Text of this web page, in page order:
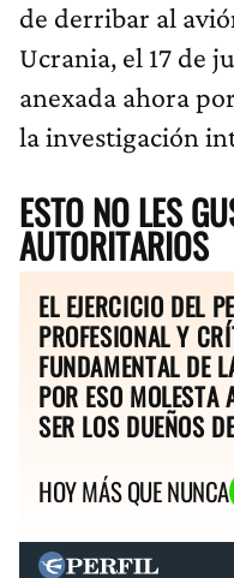
de derribar al
Ucrania, el 17 de
anexada ahora
la investigación
ESTO NO LES
AUTORITARIOS
EL EJERCICIO DEL
PROFESIONAL Y
FUNDAMENTAL DE
POR ESO MOLESTA
SER LOS DUEÑOS
HOY MÁS QUE NUNCA